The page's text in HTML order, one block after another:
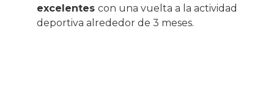
excelentes con una vuelta a la actividad
deportiva alrededor de 3 meses.